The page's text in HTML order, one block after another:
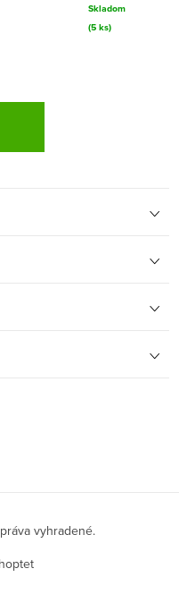
Skladom
(5 ks)
vyhradené.